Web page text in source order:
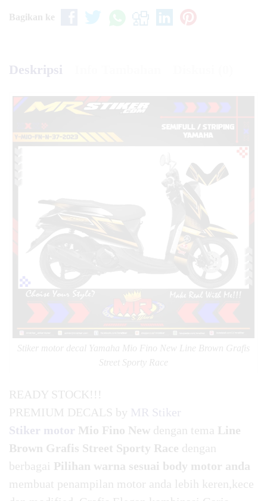
Bagikan ke
Deskripsi
Stiker motor decal Yamaha Mio Fino New Line Brown Grafis
Street Sporty Race
READY STOCK!!!
PREMIUM DECALS by MR Stiker
Stiker motor Mio Fino New dengan tema Line
Brown Grafis Street Sporty Race dengan
berbagai Pilihan warna sesuai body motor anda
membuat penampilan motor anda lebih keren,kece